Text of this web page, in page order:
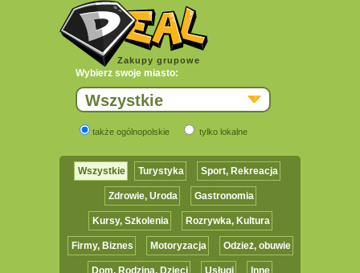
Zakupy grupowe
Wybierz swoje miasto:
Wszystkie
także ogólnopolskie tylko lokalne
Wszystkie Turystyka Sport, Rekreacja
Zdrowie, Uroda Gastronomia
Kursy, Szkolenia Rozrywka, Kultura
Firmy, Biznes Motoryzacja Odzież, obuwie
Dom, Rodzina, Dzieci Usługi Inne